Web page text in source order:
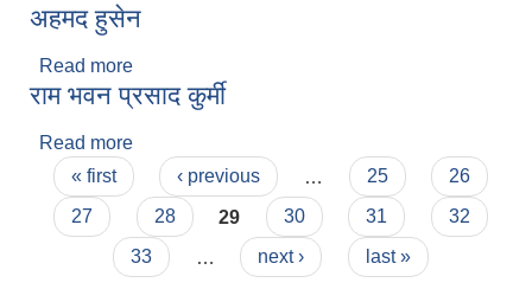
अहमद हुसेन
Read more
राम भवन प्रसाद कुर्मी
Read more
Pages
« first ‹ previous 25
26
27
28 29 30 31
32
33
next › last »